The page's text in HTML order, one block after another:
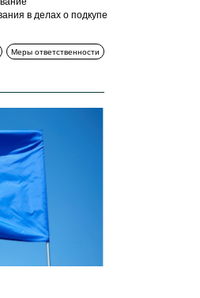
в делах о подкупе
Меры ответственности